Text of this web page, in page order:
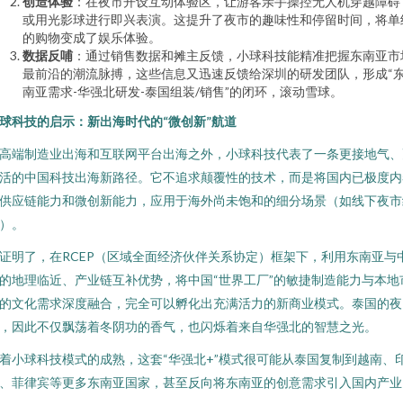
或用光影球进行即兴表演。这提升了夜市的趣味性和停留时间，将单
的购物变成了娱乐体验。
数据反哺 ：通过销售数据和摊主反馈，小球科技能精准把握东南亚市
最前沿的潮流脉搏，这些信息又迅速反馈给深圳的研发团队，形成“
南亚需求-华强北研发-泰国组装/销售”的闭环，滚动雪球。
科技的启示：新出海时代的“微创新”航道
端制造业出海和互联网平台出海之外，小球科技代表了一条更接地气
的中国科技出海新路径。它不追求颠覆性的技术，而是将国内已极度
应链能力和微创新能力，应用于海外尚未饱和的细分场景（如线下夜
。
明了，在RCEP（区域全面经济伙伴关系协定）框架下，利用东南亚与
地理临近、产业链互补优势，将中国“世界工厂”的敏捷制造能力与本地
文化需求深度融合，完全可以孵化出充满活力的新商业模式。泰国的夜
因此不仅飘荡着冬阴功的香气，也闪烁着来自华强北的智慧之光。
小球科技模式的成熟，这套“华强北+”模式很可能从泰国复制到越南、
菲律宾等更多东南亚国家，甚至反向将东南亚的创意需求引入国内产业